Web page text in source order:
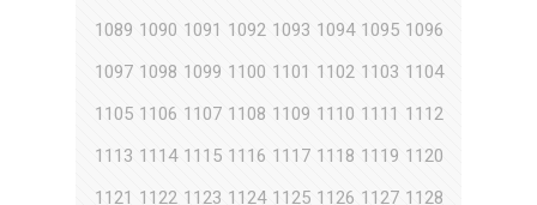
1089 1090 1091 1092 1093 1094 1095 1096
1097 1098 1099 1100 1101 1102 1103 1104
1105 1106 1107 1108 1109 1110 1111 1112
1113 1114 1115 1116 1117 1118 1119 1120
1121 1122 1123 1124 1125 1126 1127 1128